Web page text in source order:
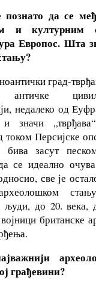
познато да се
и културним
Европос. Шта
град-
античке
недалеко од
и значи
током Персијске
бива засут
се идеално
све је
људи, до 20. века,
британске
грађевини?